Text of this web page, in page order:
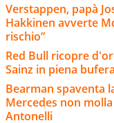
Verstappen, papà
Hakkinen avverte
rischio”
Red Bull ricopre
Sainz in piena
Bearman spaventa
Mercedes non
Antonelli